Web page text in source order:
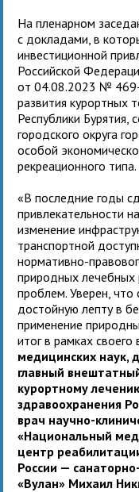
На пленарном
с докладами, в
инвестиционной
Российской
от 04.08.2023 №
развития курортных
Республики Бурятия,
городского округа
особой
рекреационного типа.
«В последние годы
привлекательности
изменение
транспортной
нормативно-
природных лечебных
проблем. Уверен,
достойную лепту в
применение
итог в рамках
медицинских наук,
главный
курортному
здравоохранения
врач научно-
«Национальный
центр
России —
«Вулан» Михаил